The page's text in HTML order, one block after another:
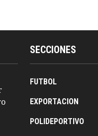
SECCIONES
FUTBOL
EXPORTACION
POLIDEPORTIVO